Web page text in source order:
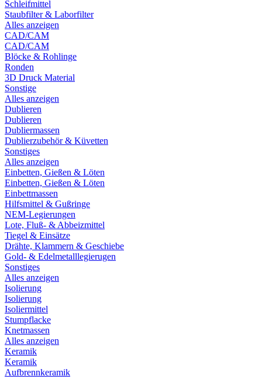
Schleifmittel
Staubfilter & Laborfilter
Alles anzeigen
CAD/CAM
CAD/CAM
Blöcke & Rohlinge
Ronden
3D Druck Material
Sonstige
Alles anzeigen
Dublieren
Dublieren
Dubliermassen
Dublierzubehör & Küvetten
Sonstiges
Alles anzeigen
Einbetten, Gießen & Löten
Einbetten, Gießen & Löten
Einbettmassen
Hilfsmittel & Gußringe
NEM-Legierungen
Lote, Fluß- & Abbeizmittel
Tiegel & Einsätze
Drähte, Klammern & Geschiebe
Gold- & Edelmetalllegierugen
Sonstiges
Alles anzeigen
Isolierung
Isolierung
Isoliermittel
Stumpflacke
Knetmassen
Alles anzeigen
Keramik
Keramik
Aufbrennkeramik